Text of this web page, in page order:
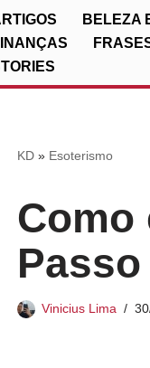
BELEZA
KD» Esoterismo
Como
Vinicius Lima